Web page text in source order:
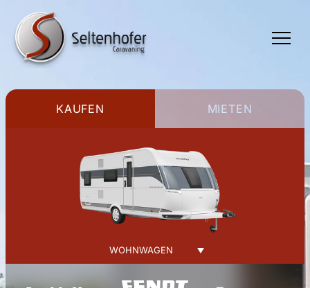
TOGGLE
MENU
KAUFEN MIETEN